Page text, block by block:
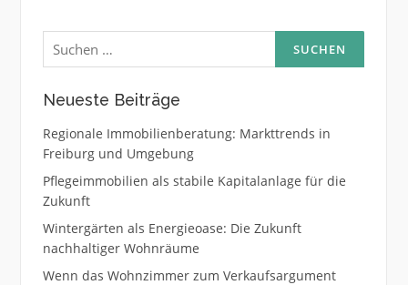
Suchen
nach:
Neueste Beiträge
Regionale Immobilienberatung: Markttrends in
Freiburg und Umgebung
Pflegeimmobilien als stabile Kapitalanlage für die
Zukunft
Wintergärten als Energieoase: Die Zukunft
nachhaltiger Wohnräume
Wenn das Wohnzimmer zum Verkaufsargument